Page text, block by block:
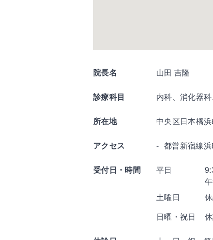
院長名 山田 吉隆
診療科目 内科、消化器
所在地 中央区日本橋
アクセス 都営新宿線
受付日・時間 平日
土曜日
日曜・祝日